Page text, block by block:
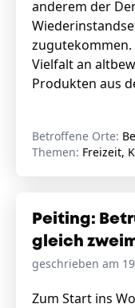
anderem der
Vielfalt an
Produkten aus
Betroffene Orte:
Themen: Freizeit,
Peiting:
gleich
geschrieben am
Zum Start ins